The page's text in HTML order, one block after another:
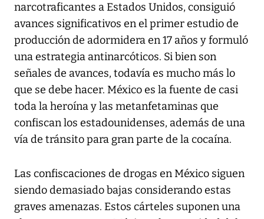
narcotraficantes a Estados Unidos, consiguió
avances significativos en el primer estudio de
producción de adormidera en 17 años y formuló
una estrategia antinarcóticos. Si bien son
señales de avances, todavía es mucho más lo
que se debe hacer. México es la fuente de casi
toda la heroína y las metanfetaminas que
confiscan los estadounidenses, además de una
vía de tránsito para gran parte de la cocaína.
Las confiscaciones de drogas en México siguen
siendo demasiado bajas considerando estas
graves amenazas. Estos cárteles suponen una